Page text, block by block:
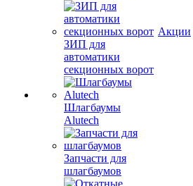
ЗИП для
автоматики
секционных ворот
Шлагбаумы
Alutech
Запчасти для
шлагбаумов
Акции